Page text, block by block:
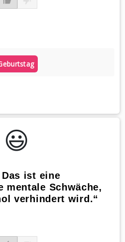
😃️
ist eine
mentale Schwäche,
verhindert wird.“